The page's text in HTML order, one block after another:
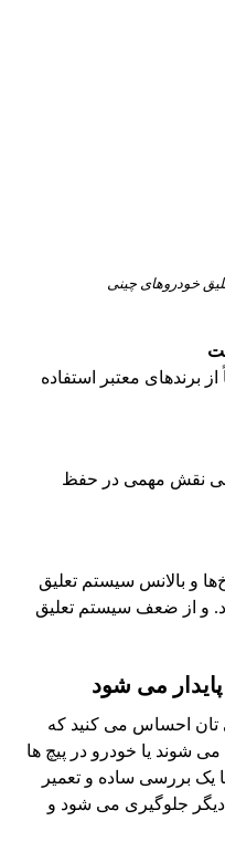
خودروهای چینی
برندهای معتبر استفاده
نقش مهمی در حفظ
و بالانس سیستم تعلیق
و از ضعف سیستم تعلیق
می شود
تان احساس می کنید که
شوند یا خودرو در پیچ ها
یک بررسی ساده و تعمیر
جلوگیری می شود و